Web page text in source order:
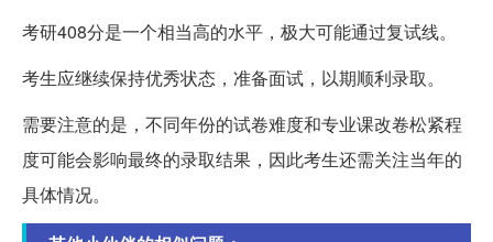
考研408分是一个相当高的水平，极大可能通过复试线。
考生应继续保持优秀状态，准备面试，以期顺利录取。
需要注意的是，不同年份的试卷难度和专业课改卷松紧程
度可能会影响最终的录取结果，因此考生还需关注当年的
具体情况。